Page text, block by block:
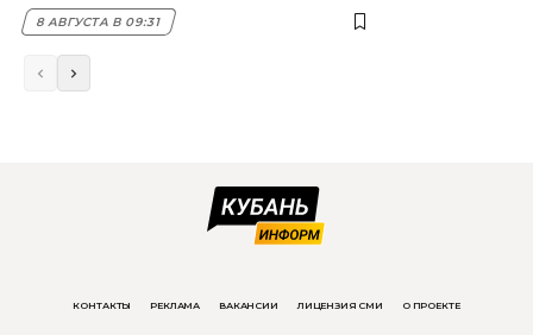
8 АВГУСТА В 09:31
КОНТАКТЫ РЕКЛАМА ВАКАНСИИ ЛИЦЕНЗИЯ СМИ О ПРОЕКТЕ